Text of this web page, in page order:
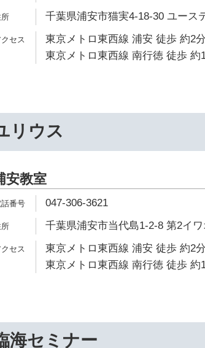
千葉県浦安市猫実4-18-30 ユース
東京メトロ東西線 浦安 徒歩 約2分
東京メトロ東西線 南行徳 徒歩 約
リウス
安教室
047-306-3621
千葉県浦安市当代島1-2-8 第2イ
東京メトロ東西線 浦安 徒歩 約2分
東京メトロ東西線 南行徳 徒歩 約
海セミナー